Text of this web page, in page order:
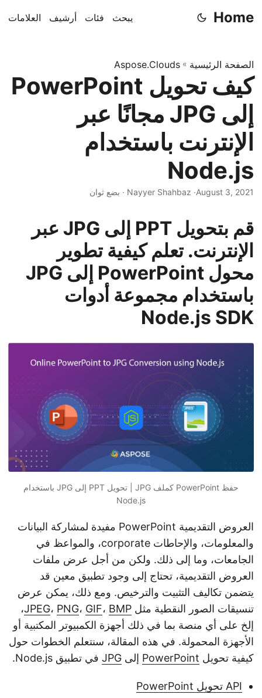
Home يبحث فئات أرشيف العلامات
الصفحة الرئيسية »
Aspose.Clouds
كيف تحويل PowerPoint
إلى JPG مجانًا عبر
الإنترنت باستخدام
Node.js
August 3, 2021· Nayyer Shahbaz · بضع ثوان
قم بتحويل PPT إلى JPG عبر
الإنترنت. تعلم كيفية تطوير
محول PowerPoint إلى JPG
باستخدام مجموعة أدوات
Node.js SDK
حفظ PowerPoint كملف JPG | تحويل PPT إلى JPG باستخدام
Node.js
العروض التقديمية PowerPoint مفيدة لمشاركة البيانات
والمعلومات، والإحاطات corporate، والمواعظ في
الجامعات، وما إلى ذلك. ولكن من أجل عرض ملفات
العروض التقديمية، تحتاج إلى وجود تطبيق معين قد
يتضمن تكاليف التثبيت والترخيص. ومع ذلك، يمكن عرض
تنسيقات الصور النقطية مثل
JPEG، PNG، GIF، BMP
،
إلخ على أي منصة بما في ذلك أجهزة الكمبيوتر المكتبية أو
الأجهزة المحمولة. في هذه المقالة، سنتعلم الخطوات حول
كيفية تحويل PowerPoint إلى JPG في تطبيق Node.js.
API تحويل PowerPoint